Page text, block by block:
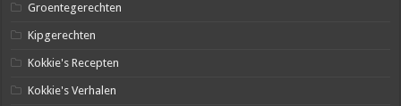
Groentegerechten
Kipgerechten
Kokkie's Recepten
Kokkie's Verhalen